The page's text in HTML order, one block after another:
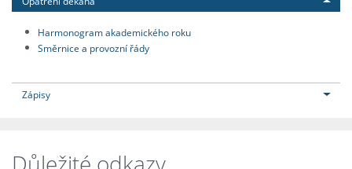
Harmonogram akademického roku
Směrnice a provozní řády
Zápisy